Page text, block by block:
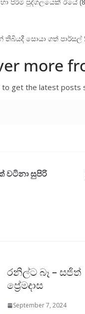
හා පිරිමි පුද්ගලයෙක්
සොයා ගත් පාර්සල්
more
to get the latest posts
වටිනා සුපිරි
රනිල්ට බෑ – සජිත්
ප්‍රේමදාස
September 7, 2024